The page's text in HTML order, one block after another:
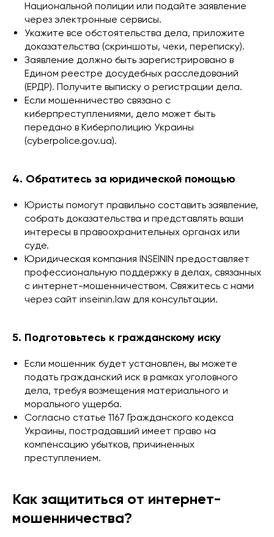
Национальной полиции или подайте заявление
через электронные сервисы.
Укажите все обстоятельства дела, приложите
доказательства (скриншоты, чеки, переписку).
Заявление должно быть зарегистрировано в
Едином реестре досудебных расследований
(ЕРДР). Получите выписку о регистрации дела.
Если мошенничество связано с
киберпреступлениями, дело может быть
передано в Киберполицию Украины
(cyberpolice.gov.ua).
4. Обратитесь за юридической помощью
Юристы помогут правильно составить заявление,
собрать доказательства и представлять ваши
интересы в правоохранительных органах или
суде.
Юридическая компания INSEININ предоставляет
профессиональную поддержку в делах, связанных
с интернет-мошенничеством. Свяжитесь с нами
через сайт inseinin.law для консультации.
5. Подготовьтесь к гражданскому иску
Если мошенник будет установлен, вы можете
подать гражданский иск в рамках уголовного
дела, требуя возмещения материального и
морального ущерба.
Согласно статье 1167 Гражданского кодекса
Украины, пострадавший имеет право на
компенсацию убытков, причиненных
преступлением.
Как защититься от интернет-
мошенничества?